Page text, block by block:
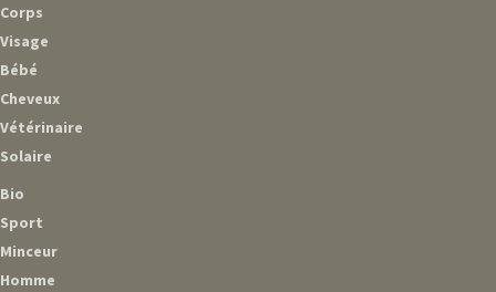
Corps
Visage
Bébé
Cheveux
Vétérinaire
Solaire
Bio
Sport
Minceur
Homme